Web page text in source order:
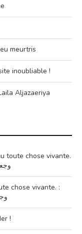
meurtris
inoubliable !
Aljazaeriya
toute chose vivante.
:
chose vivante. :
!